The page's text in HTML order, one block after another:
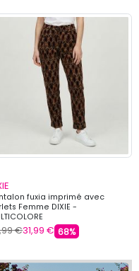
fuxia imprimé avec
Femme DIXIE -
€31,99 € 68%